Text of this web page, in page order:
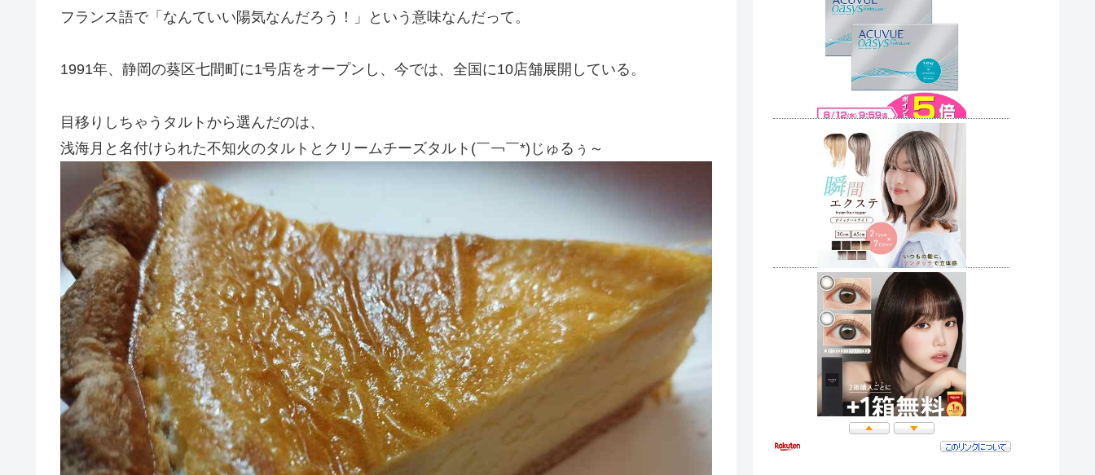
フランス語で「なんていい陽気なんだろう！」という意味なんだって。
1991年、静岡の葵区七間町に1号店をオープンし、今では、全国に10店舗展開している。
目移りしちゃうタルトから選んだのは、
浅海月と名付けられた不知火のタルトとクリームチーズタルト(￣￢￣*)じゅるぅ～